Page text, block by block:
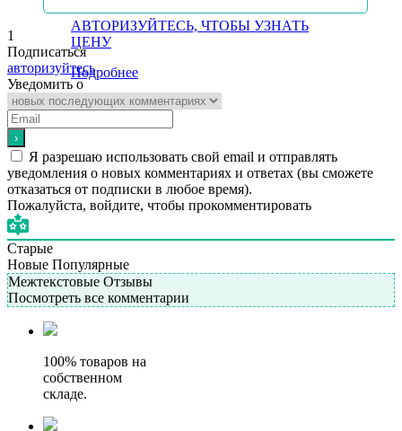
АВТОРИЗУЙТЕСЬ, ЧТОБЫ УЗНАТЬ
ЦЕНУ
Подробнее
1
Подписаться
авторизуйтесь
Уведомить о
Я разрешаю использовать свой email и отправлять
уведомления о новых комментариях и ответах (вы cможете
отказаться от подписки в любое время).
Пожалуйста, войдите, чтобы прокомментировать
Старые
Новые Популярные
Межтекстовые Отзывы
Посмотреть все комментарии
100% товаров на
собственном
складе.